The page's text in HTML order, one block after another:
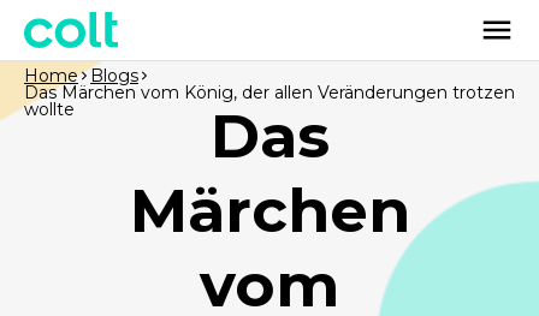
Das
Märchen
vom
Home Blogs
Das Märchen vom König, der allen Veränderungen trotzen
wollte